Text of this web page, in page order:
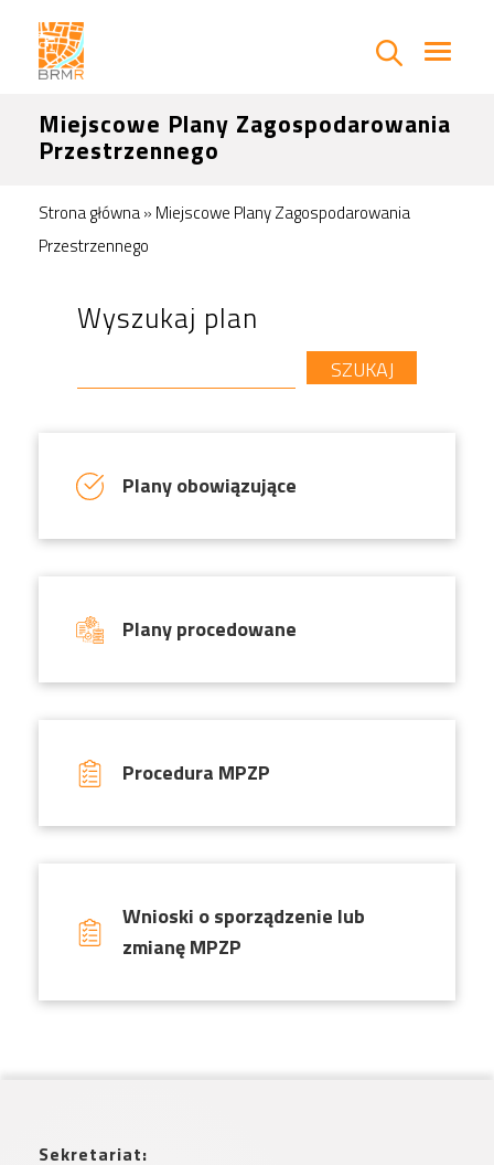
Miejscowe Plany Zagospodarowania
Przestrzennego
Strona główna» Miejscowe Plany Zagospodarowania
Przestrzennego
Wyszukaj plan
Plany obowiązujące
Plany procedowane
Procedura MPZP
Wnioski o sporządzenie lub
zmianę MPZP
Sekretariat: